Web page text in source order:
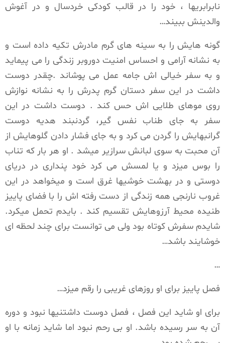
نابرابریها ، خود را در قالب کودکی خردسال و در آغوش
والدینش ببیند…
گونه هایش را به سینه های گرم مادرش تکیه داده است و
به نشانه آرامی و احساس امنیت دوروبر زندگی را می پیماید
و به سفر خیالی اش جامه عمل می پوشاند .چقدر دوست
داشت در این سفر دستان گرم پدرش را به نشانه نوازش
روی موهای طلایی اش حس کند . دوست داشت در این
سفر به جای طناب نفس گیر، گردنبند هدیه دوست
گرانبهایش را گردن می کرد و به جای فشار دادن گلوهایش از
آن محبت به سوی لبانش سرازیر میشد . او هر بار که تناب
را بوس میزد و یا لمسش می کرد خود پنداری در دریای
دوستی و در بهشت خوشیها غرق است و میخواهد در این
غروب نارنجی همه زندگی از دست رفته اش را با فضای پاییز
طنیده محیط آرزوهایش تقسیم کند . بایدم تحمل میکرد.
شایدم سفرش کوتاه بود ولی می توانست برای چند لحظه ای
خوشایند باشد…
…
فصل پاییز برای او روزهای غریبی را رقم میزد…
برای او شاید این فصل ، فصل دوست داشتنیها نبود و دوره
آن به سر رسیده باشد. او بی رحم نبود اما شاید زمانه با او